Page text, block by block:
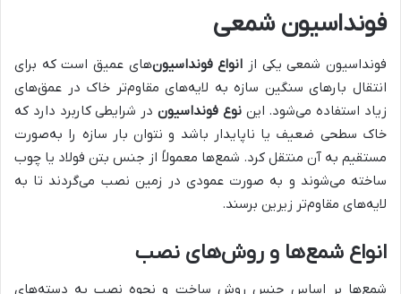
فونداسیون شمعی
فونداسیون شمعی یکی از انواع فونداسیون‌های عمیق است که برای
انتقال بارهای سنگین سازه به لایه‌های مقاوم‌تر خاک در عمق‌های
زیاد استفاده می‌شود. ایننوع فونداسیون در شرایطی کاربرد دارد که
خاک سطحی ضعیف یا ناپایدار باشد و نتوان بار سازه را به‌صورت
مستقیم به آن منتقل کرد. شمع‌ها معمولاً از جنس بتن فولاد یا چوب
ساخته می‌شوند و به صورت عمودی در زمین نصب می‌گردند تا به
لایه‌های مقاوم‌تر زیرین برسند.
انواع شمع‌ها و روش‌های نصب
شمع‌ها بر اساس جنس روش ساخت و نحوه نصب به دسته‌های